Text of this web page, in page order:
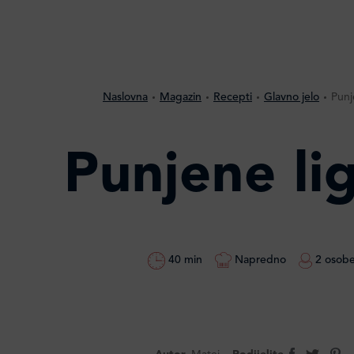
Naslovna Magazin Recepti Glavno jelo
Punjene
40 min Napredno 2 osobe